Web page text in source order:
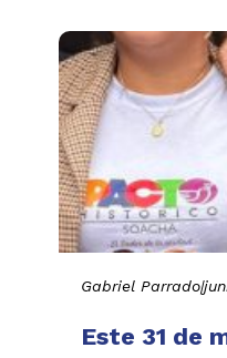
Gabriel Parrado|
Este 31 de